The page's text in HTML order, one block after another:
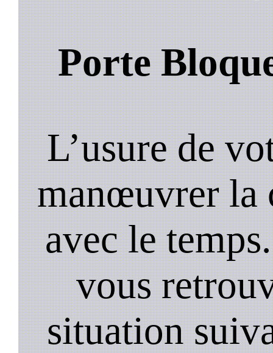
Porte
L’usure de
manœuvrer la
avec le
vous
situation